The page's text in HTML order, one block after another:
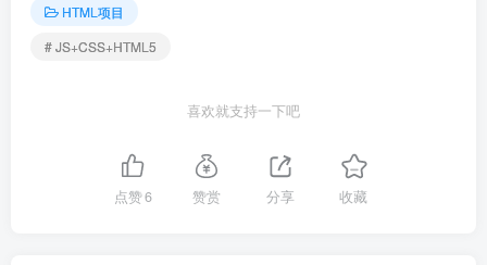
HTML项目
# JS+CSS+HTML5
喜欢就支持一下吧
点赞6 赞赏 分享 收藏